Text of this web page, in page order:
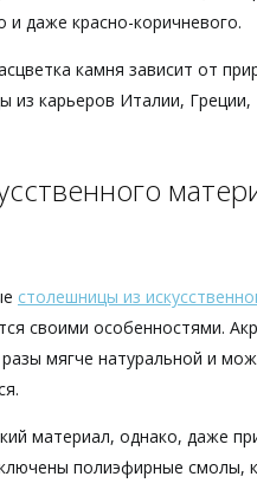
даже красно-коричневого.
камня зависит от
из карьеров Италии,
столешницы из
своими особенностями.
разы мягче натуральной и
материал, однако, даже
полиэфирные смолы,